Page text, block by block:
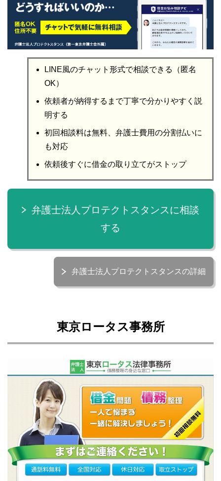
LINE風のチャット形式で相談できる（匿名
OK）
依頼者が納得するまで丁寧で分かりやすく説
明する
初回相談料は無料、弁護士費用の分割払いに
も対応
依頼後すぐに借金の取り立てがストップ
弁護士法人プロテクトスタンスに相談
する
弁護士法人プロテクトスタンスの詳細
東京ロータス事務所